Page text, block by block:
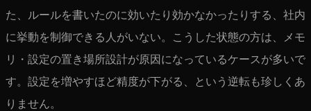
た、ルールを書いたのに効いたり効かなかったりする、社内
に挙動を制御できる人がいない。こうした状態の方は、メモ
リ・設定の置き場所設計が原因になっているケースが多いで
す。設定を増やすほど精度が下がる、という逆転も珍しくあ
りません。